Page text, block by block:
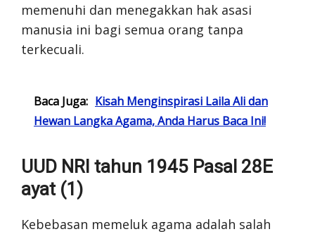
memenuhi dan menegakkan hak asasi
manusia ini bagi semua orang tanpa
terkecuali.
Baca Juga: Kisah Menginspirasi Laila Ali dan
Hewan Langka Agama, Anda Harus Baca Ini!
UUD NRI tahun 1945 Pasal 28E
ayat (1)
Kebebasan memeluk agama adalah salah